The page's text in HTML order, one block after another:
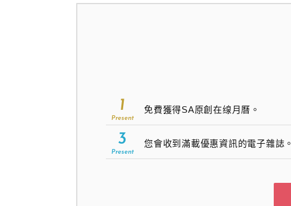
1
Present
免費獲得SA原創在缐月曆。
3
Present
您會收到滿載優惠資訊的電子雜誌。